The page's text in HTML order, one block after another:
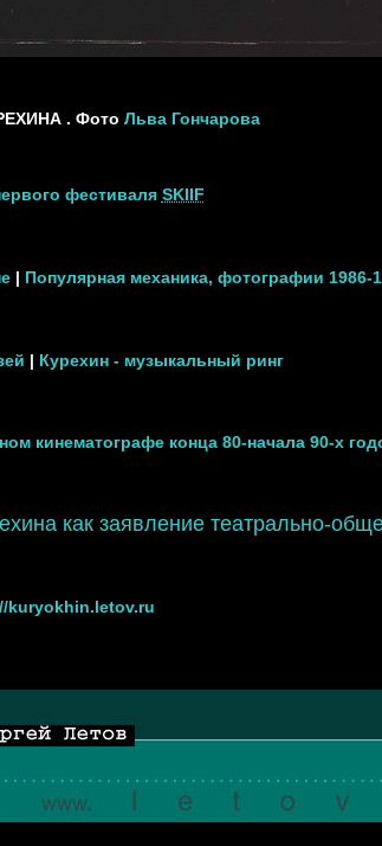
. Фото Льва Гончарова
фестиваля SKIIF
| Популярная механика, фотографии 1986-
| Курехин - музыкальный ринг
кинематографе конца 80-начала 90-х
как заявление театрально-
kuryokhin.letov.ru